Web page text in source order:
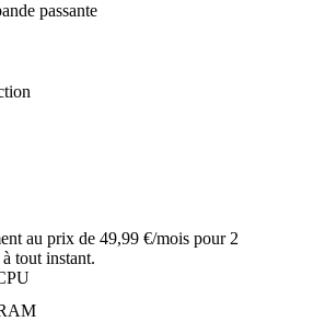
passante
au prix de 49,99 €/mois pour 2
tout instant.